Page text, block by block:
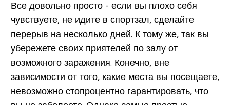
Все довольно просто - если вы плохо себя
чувствуете, не идите в спортзал, сделайте
перерыв на несколько дней. К тому же, так вы
убережете своих приятелей по залу от
возможного заражения. Конечно, вне
зависимости от того, какие места вы посещаете,
невозможно стопроцентно гарантировать, что